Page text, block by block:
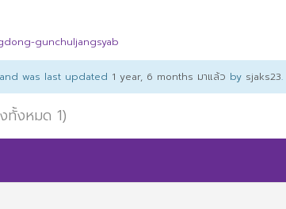
gunchuljangsyab
was last updated 1 year, 6 months มาแล้ว by sjaks23.
ทั้งหมด 1)